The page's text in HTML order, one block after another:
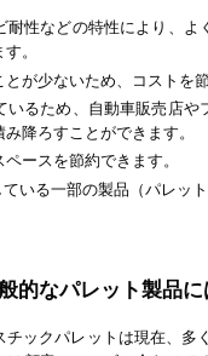
耐性などの特性により、
。
が少ないため、コストを
いるため、自動車販売店
降ろすことができます。
ースを節約できます。
いる一部の製品（パレット
的なパレット製品に
ックパレットは現在、